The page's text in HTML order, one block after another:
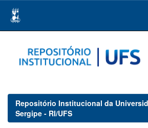
navigation
Repositório Institucional da
Sergipe - RI/UFS